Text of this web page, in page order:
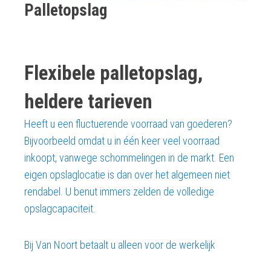
Palletopslag
Flexibele palletopslag,
heldere tarieven
Heeft u een fluctuerende voorraad van goederen?
Bijvoorbeeld omdat u in één keer veel voorraad
inkoopt, vanwege schommelingen in de markt. Een
eigen opslaglocatie is dan over het algemeen niet
rendabel. U benut immers zelden de volledige
opslagcapaciteit.
Bij Van Noort betaalt u alleen voor de werkelijk